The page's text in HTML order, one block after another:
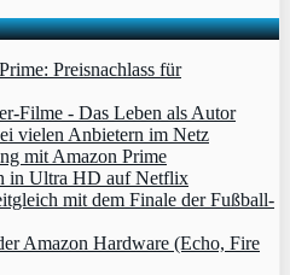
Preisnachlass für
Filme - Das Leben als Autor
vielen Anbietern im Netz
mit Amazon Prime
in Ultra HD auf Netflix
mit dem Finale der Fußball-
Amazon Hardware (Echo, Fire